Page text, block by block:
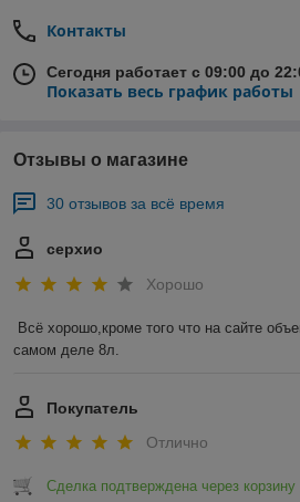
Контакты
Сегодня работает с 09:00 до
Показать весь график работы
Отзывы о магазине
30 отзывов за всё время
серхио
Хорошо
Всё хорошо,кроме того что на сайте
самом деле 8л.
Покупатель
Отлично
Сделка подтверждена через корзину